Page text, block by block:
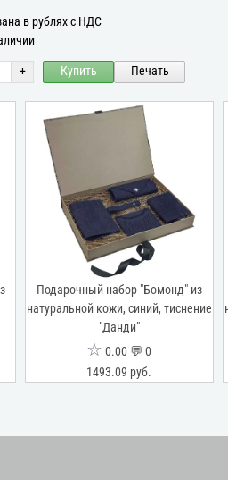
в рублях с НДС
+ Купить Печать
Подарочный набор "Бомонд" из
натуральной кожи, синий, тиснение
"Данди"
☆ 0.00 💬 0
1493.09 руб.